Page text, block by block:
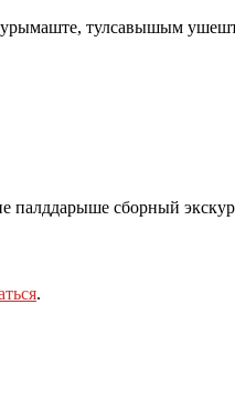
тулсавышым
палддарыше сборный
.